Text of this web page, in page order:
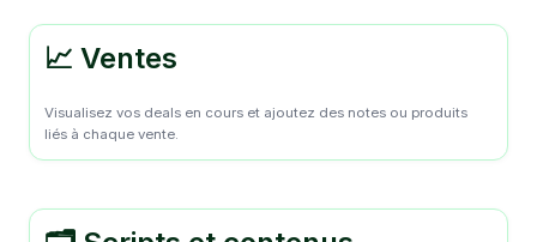
📈 Ventes
Visualisez vos deals en cours et ajoutez des notes ou produits
liés à chaque vente.